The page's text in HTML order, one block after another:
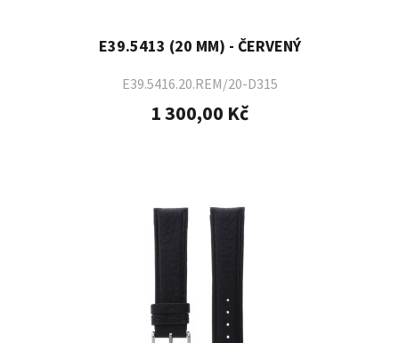
E39.5413 (20 MM) - ČERVENÝ
E39.5416.20.REM/20-D315
1 300,00 Kč